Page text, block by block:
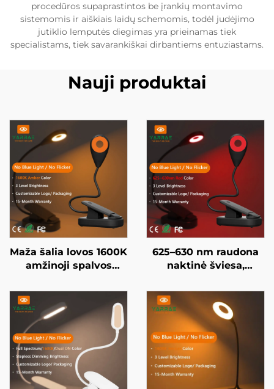
procedūros supaprastintos be įrankių montavimo
sistemomis ir aiškiais laidų schemomis, todėl judėjimo
jutiklio lemputės diegimas yra prieinamas tiek
specialistams, tiek savarankiškai dirbantiems entuziastams.
Nauji produktai
Maža šalia lovos 1600K
amžinoji spalvos
mėlynos šviesos,
juodai dažytas kūnas,
LED knygos lempa
625–630 nm raudona
naktinė šviesa,
valandų, 3 ryškumo
nustatymai, juodai
dažytas korpusas,
greitas 1 valandos USB
įkrovimas